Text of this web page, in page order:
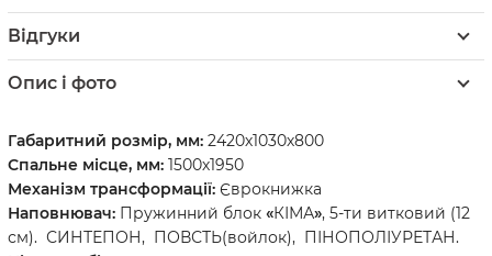
Відгуки
Опис і фото
Габаритний розмір, мм: 2420х1030х800
Спальне місце, мм: 1500х1950
Механізм трансформації: Єврокнижка
Наповнювач: Пружинний блок «КІМА», 5-ти витковий (12
см). СИНТЕПОН, ПОВСТЬ(войлок), ПІНОПОЛІУРЕТАН.